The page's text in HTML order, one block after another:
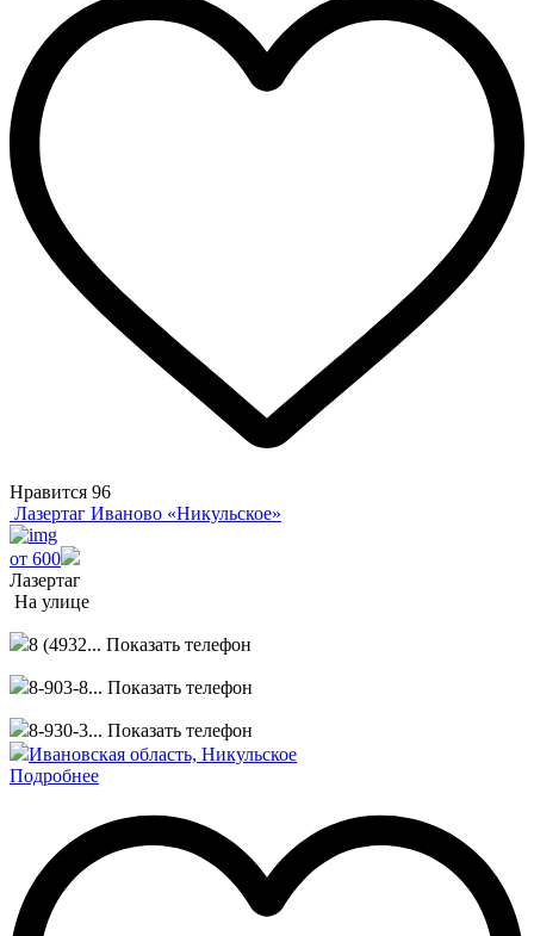
Нравится 96
Лазертаг Иваново «Никульское»
от 600
Лазертаг
На улице
8 (4932... Показать телефон
8-903-8... Показать телефон
8-930-3... Показать телефон
Ивановская область, Никульское
Подробнее